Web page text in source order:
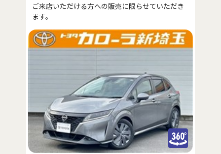
ご来店いただける方への販売に限らせていただき
ます。